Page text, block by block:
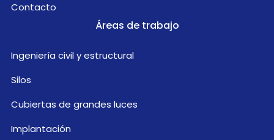
Contacto
Áreas de trabajo
Ingeniería civil y estructural
Silos
Cubiertas de grandes luces
Implantación